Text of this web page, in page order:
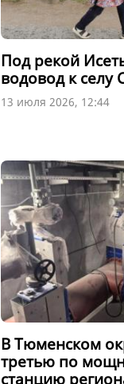
Под рекой
водовод к селу
13 июля 2026, 12:44
В Тюменском
третью по
станцию